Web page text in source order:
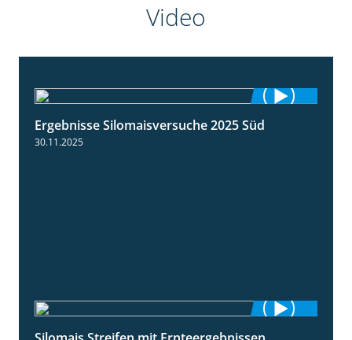
Video
Ergebnisse Silomaisversuche 2025 Süd
30.11.2025